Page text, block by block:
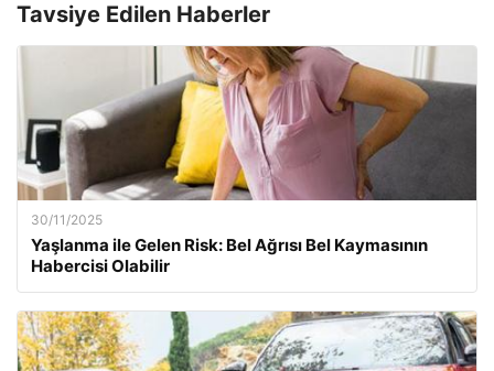
Tavsiye Edilen Haberler
30/11/2025
Yaşlanma ile Gelen Risk: Bel Ağrısı Bel Kaymasının
Habercisi Olabilir